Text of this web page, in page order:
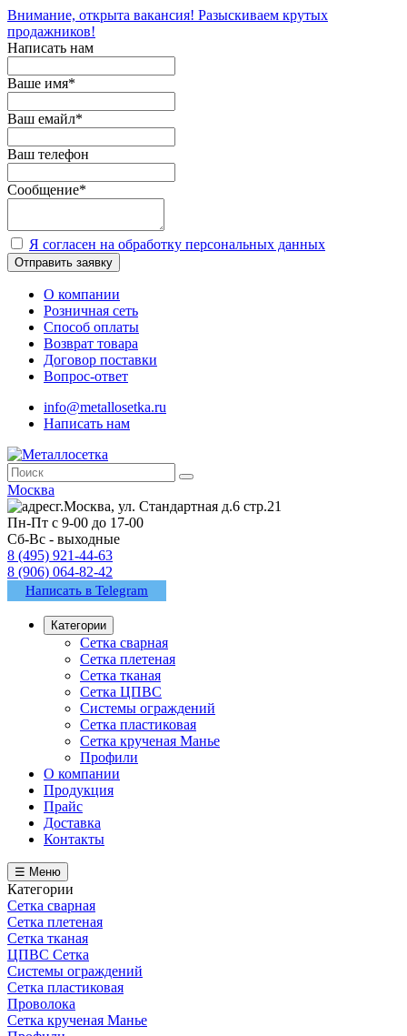
Внимание, открыта вакансия! Разыскиваем крутых
продажников!
Написать нам
Ваше имя*
Ваш емайл*
Ваш телефон
Сообщение*
Я согласен на обработку персональных данных
Отправить заявку
О компании
Розничная сеть
Способ оплаты
Возврат товара
Договор поставки
Вопрос-ответ
info@metallosetka.ru
Написать нам
Москва
г.Москва, ул. Стандартная д.6 стр.21
Пн-Пт с 9-00 до 17-00
Сб-Вс - выходные
8 (495) 921-44-63
8 (906) 064-82-42
Написать в Telegram
Категории
Сетка сварная
Сетка плетеная
Сетка тканая
Сетка ЦПВС
Системы ограждений
Сетка пластиковая
Сетка крученая Манье
Профили
О компании
Продукция
Прайс
Доставка
Контакты
☰ Меню
Категории
Сетка сварная
Сетка плетеная
Сетка тканая
ЦПВС Сетка
Системы ограждений
Сетка пластиковая
Проволока
Сетка крученая Манье